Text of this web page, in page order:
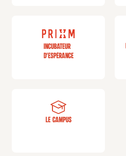
Incubateur
d'espérance
Le campus